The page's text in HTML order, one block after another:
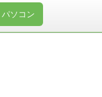
パソコン